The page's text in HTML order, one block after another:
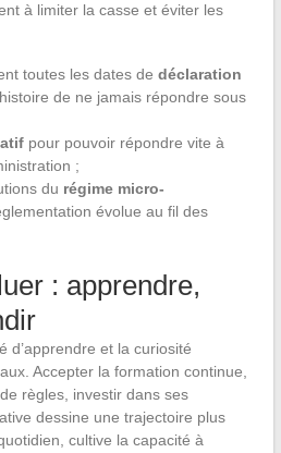
à limiter la casse et éviter les
toutes les dates de déclaration
de ne jamais répondre sous
pour pouvoir répondre vite à
;
du régime micro-
évolue au fil des
: apprendre,
d’apprendre et la curiosité
Accepter la formation continue,
règles, investir dans ses
dessine une trajectoire plus
cultive la capacité à